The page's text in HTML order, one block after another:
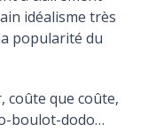
idéalisme très
popularité du
coûte que coûte,
boulot-dodo…